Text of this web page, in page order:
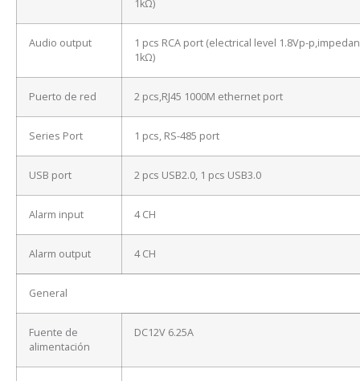
1kΩ)
Audio output
1 pcs RCA port (electrical level 1.8Vp-
1kΩ)
Puerto de red 2 pcs,RJ45 1000M ethernet port
Series Port 1 pcs, RS-485 port
USB port 2 pcs USB2.0, 1 pcs USB3.0
Alarm input 4 CH
Alarm output 4 CH
General
Fuente de
alimentación
DC12V 6.25A